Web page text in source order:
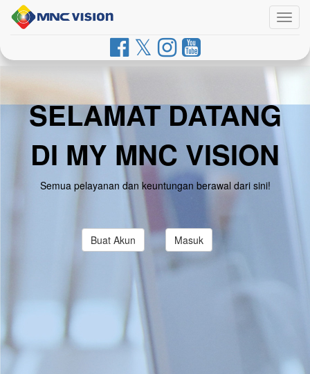
SELAMAT DATANG
DI MY MNC VISION
Semua pelayanan dan keuntungan berawal dari sini!
Buat Akun Masuk